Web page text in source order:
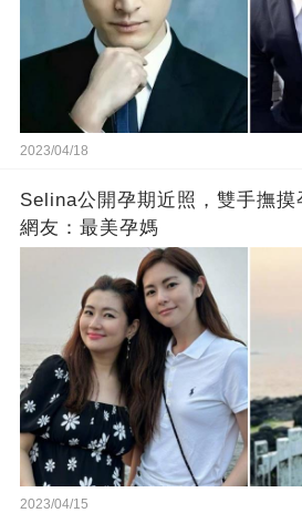
2023/04/18
Selina公開孕期近照，雙手撫摸
網友：最美孕媽
2023/04/15